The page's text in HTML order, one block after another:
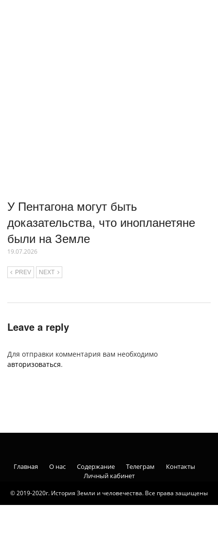
У Пентагона могут быть
доказательства, что инопланетяне
были на Земле
19.07.2026
PREV NEXT
Leave a reply
Для отправки комментария вам необходимо
авторизоваться.
© 2019-2020г. История Земли и человечества. Все права защищены
Главная О нас Содержание Телеграм
Контакты
Личный кабинет